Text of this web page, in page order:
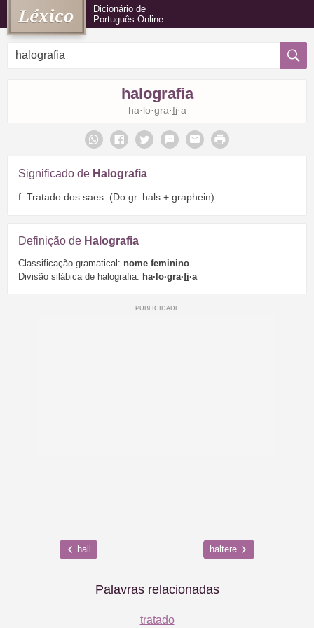
Dicionário de
Português Online
halografia
ha·lo·gra·fi·a
Significado de Halografia
f. Tratado dos saes. (Do gr. hals + graphein)
Definição de Halografia
Classificação gramatical: nome feminino
Divisão silábica de halografia: ha·lo·gra·fi·a
hall haltere
Palavras relacionadas
tratado